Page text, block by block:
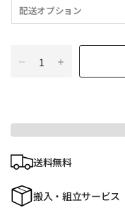
配送オプション
送料無料
搬入・組立サービス